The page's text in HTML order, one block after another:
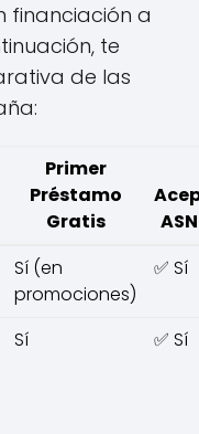
financiación a
te
de las
Primer
Préstamo
Gratis
Sí (en
promociones)
✅ Sí
Sí ✅ Sí